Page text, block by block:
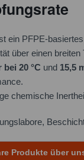
ein PFPE-
über einen breiten
bei 20 °C und 15,5
chemische
Produkte über